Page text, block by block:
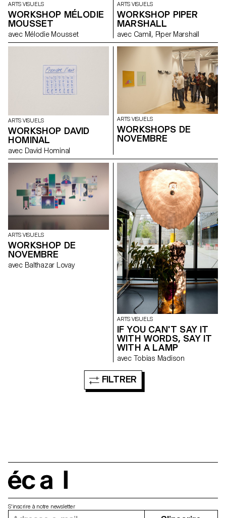
ARTS VISUELS
WORKSHOP MÉLODIE
MOUSSET
avec Mélodie Mousset
ARTS VISUELS
WORKSHOP PIPER
MARSHALL
avec Camil, Piper Marshall
ARTS VISUELS
WORKSHOP DAVID
HOMINAL
avec David Hominal
ARTS VISUELS
WORKSHOPS DE
NOVEMBRE
ARTS VISUELS
WORKSHOP DE
NOVEMBRE
avec Balthazar Lovay
ARTS VISUELS
IF YOU CAN'T SAY IT
WITH WORDS, SAY IT
WITH A LAMP
avec Tobias Madison
FILTRER
S'inscrire à notre newsletter